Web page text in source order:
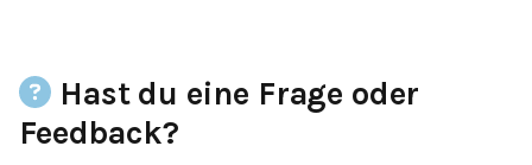
Hast du eine Frage oder
Feedback?